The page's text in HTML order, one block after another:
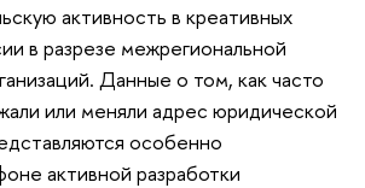
активность в креативных
в разрезе межрегиональной
Данные о том, как часто
или меняли адрес юридической
особенно
активной разработки